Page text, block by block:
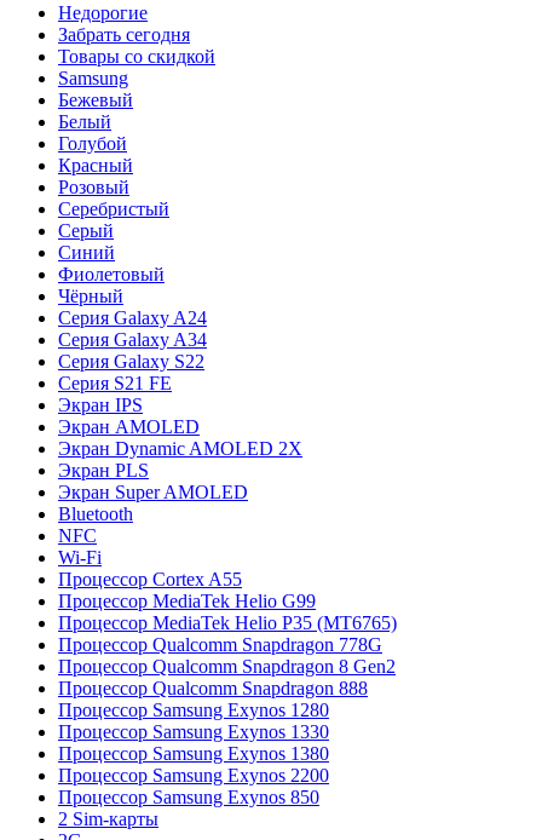
Недорогие
Забрать сегодня
Товары со скидкой
Samsung
Бежевый
Белый
Голубой
Красный
Розовый
Серебристый
Серый
Синий
Фиолетовый
Чёрный
Серия Galaxy A24
Серия Galaxy A34
Серия Galaxy S22
Серия S21 FE
Экран IPS
Экран AMOLED
Экран Dynamic AMOLED 2X
Экран PLS
Экран Super AMOLED
Bluetooth
NFC
Wi-Fi
Процессор Cortex A55
Процессор MediaTek Helio G99
Процессор MediaTek Helio P35 (MT6765)
Процессор Qualcomm Snapdragon 778G
Процессор Qualcomm Snapdragon 8 Gen2
Процессор Qualcomm Snapdragon 888
Процессор Samsung Exynos 1280
Процессор Samsung Exynos 1330
Процессор Samsung Exynos 1380
Процессор Samsung Exynos 2200
Процессор Samsung Exynos 850
2 Sim-карты